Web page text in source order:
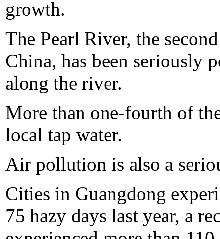
growth.
The Pearl River, the
China, has been seriously
along the river.
More than one-fourth of
local tap water.
Air pollution is also a
Cities in Guangdong
75 hazy days last year, a